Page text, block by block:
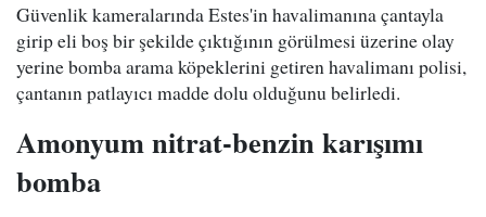
Güvenlik kameralarında Estes'in havalimanına çantayla
girip eli boş bir şekilde çıktığının görülmesi üzerine olay
yerine bomba arama köpeklerini getiren havalimanı polisi,
çantanın patlayıcı madde dolu olduğunu belirledi.
Amonyum nitrat-benzin karışımı
bomba